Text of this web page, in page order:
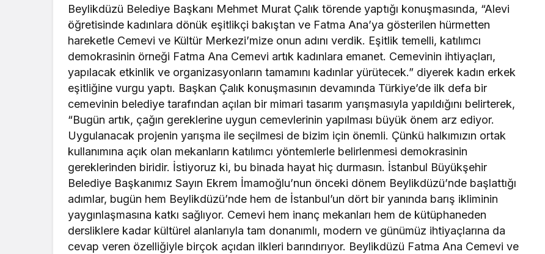
Beylikdüzü Belediye Başkanı Mehmet Murat Çalık törende yaptığı konuşmasında, “Alevi
öğretisinde kadınlara dönük eşitlikçi bakıştan ve Fatma Ana’ya gösterilen hürmetten
hareketle Cemevi ve Kültür Merkezi’mize onun adını verdik. Eşitlik temelli, katılımcı
demokrasinin örneği Fatma Ana Cemevi artık kadınlara emanet. Cemevinin ihtiyaçları,
yapılacak etkinlik ve organizasyonların tamamını kadınlar yürütecek.” diyerek kadın erkek
eşitliğine vurgu yaptı. Başkan Çalık konuşmasının devamında Türkiye’de ilk defa bir
cemevinin belediye tarafından açılan bir mimari tasarım yarışmasıyla yapıldığını belirterek,
“Bugün artık, çağın gereklerine uygun cemevlerinin yapılması büyük önem arz ediyor.
Uygulanacak projenin yarışma ile seçilmesi de bizim için önemli. Çünkü halkımızın ortak
kullanımına açık olan mekanların katılımcı yöntemlerle belirlenmesi demokrasinin
gereklerinden biridir. İstiyoruz ki, bu binada hayat hiç durmasın. İstanbul Büyükşehir
Belediye Başkanımız Sayın Ekrem İmamoğlu’nun önceki dönem Beylikdüzü’nde başlattığı
adımlar, bugün hem Beylikdüzü’nde hem de İstanbul’un dört bir yanında barış ikliminin
yaygınlaşmasına katkı sağlıyor. Cemevi hem inanç mekanları hem de kütüphaneden
dersliklere kadar kültürel alanlarıyla tam donanımlı, modern ve günümüz ihtiyaçlarına da
cevap veren özelliğiyle birçok açıdan ilkleri barındırıyor. Beylikdüzü Fatma Ana Cemevi ve